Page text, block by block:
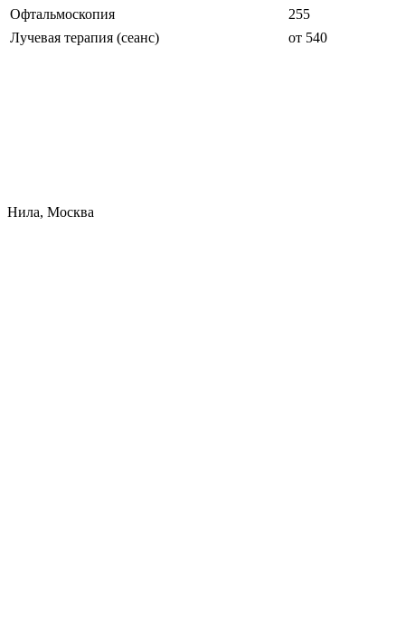
Офтальмоскопия
255
Лучевая терапия (сеанс)
от 540
Нила, Москва